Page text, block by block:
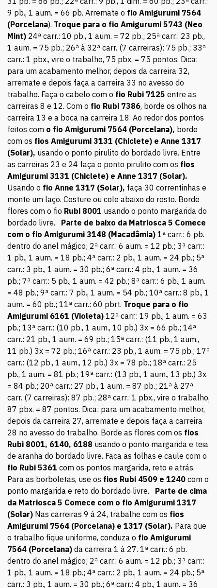
9 pb., 1 aum. = 66 pb. Arremate o fio Amigurumi 7564
(Porcelana). Troque para o fio Amigurumi 5743 (Neo
Mint) 24ª carr.: 10 pb., 1 aum. = 72 pb.; 25ª carr.: 23 pb.,
1 aum. = 75 pb.; 26ª à 32ª carr. (7 carreiras): 75 pb.; 33ª
carr.: 1 pbx., vire o trabalho, 75 pbx. = 75 pontos. Dica:
para um acabamento melhor, depois da carreira 32,
arremate e depois faça a carreira 33 no avesso do
trabalho. Faça o cabelo com o fio Rubi 7125 entre as
carreiras 8 e 12. Com o fio Rubi 7386, borde os olhos na
carreira 13 e a boca na carreira 18. Ao redor dos pontos
feitos com o fio Amigurumi 7564 (Porcelana), borde
com os fios Amigurumi 3131 (Chiclete) e Anne 1317
(Solar), usando o ponto pirulito do bordado livre. Entre
as carreiras 23 e 24 faça o ponto pirulito com os fios
Amigurumi 3131 (Chiclete) e Anne 1317 (Solar).
Usando o fio Anne 1317 (Solar), faça 30 correntinhas e
monte um laço. Costure ou cole abaixo do rosto. Borde
flores com o fio Rubi 8001 usando o ponto margarida do
bordado livre. Parte de baixo da Matriosca 5 Comece
com o fio Amigurumi 3148 (Macadâmia) 1ª carr.: 6 pb.
dentro do anel mágico; 2ª carr.: 6 aum. = 12 pb.; 3ª carr.:
1 pb., 1 aum. = 18 pb.; 4ª carr.: 2 pb., 1 aum. = 24 pb.; 5ª
carr.: 3 pb., 1 aum. = 30 pb.; 6ª carr.: 4 pb., 1 aum. = 36
pb.; 7ª carr.: 5 pb., 1 aum. = 42 pb.; 8ª carr.: 6 pb., 1 aum.
= 48 pb.; 9ª carr.: 7 pb., 1 aum. = 54 pb.; 10ª carr.: 8 pb., 1
aum. = 60 pb.; 11ª carr.: 60 pbrt. Troque para o fio
Amigurumi 6161 (Violeta) 12ª carr.: 19 pb., 1 aum. = 63
pb.; 13ª carr.: (10 pb., 1 aum., 10 pb.) 3x = 66 pb.; 14ª
carr.: 21 pb., 1 aum. = 69 pb.; 15ª carr.: (11 pb., 1 aum.,
11 pb.) 3x = 72 pb.; 16ª carr.: 23 pb., 1 aum. = 75 pb.; 17ª
carr.: (12 pb., 1 aum., 12 pb.) 3x = 78 pb.; 18ª carr.: 25
pb., 1 aum. = 81 pb.; 19ª carr.: (13 pb., 1 aum., 13 pb.) 3x
= 84 pb.; 20ª carr.: 27 pb., 1 aum. = 87 pb.; 21ª à 27ª
carr. (7 carreiras): 87 pb.; 28ª carr.: 1 pbx., vire o trabalho,
87 pbx. = 87 pontos. Dica: para um acabamento melhor,
depois da carreira 27, arremate e depois faça a carreira
28 no avesso do trabalho. Borde as flores com os fios
Rubi 8001, 6140, 6188 usando o ponto margarida e teia
de aranha do bordado livre. Faça as folhas e caule com o
fio Rubi 5361 com os pontos margarida, reto e atrás.
Para as borboletas, use os fios Rubi 4509 e 1240 com o
ponto margarida e reto do bordado livre. Parte de cima
da Matriosca 5 Comece com o fio Amigurumi 1317
(Solar) Nas carreiras 9 à 24, trabalhe com os fios
Amigurumi 7564 (Porcelana) e 1317 (Solar). Para que
o trabalho fique uniforme, conduza o fio Amigurumi
7564 (Porcelana) da carreira 1 à 27. 1ª carr.: 6 pb.
dentro do anel mágico; 2ª carr.: 6 aum. = 12 pb.; 3ª carr.:
1 pb., 1 aum. = 18 pb.; 4ª carr.: 2 pb., 1 aum. = 24 pb.; 5ª
carr.: 3 pb., 1 aum. = 30 pb.; 6ª carr.: 4 pb., 1 aum. = 36